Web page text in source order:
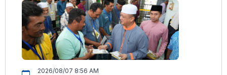
2026/08/07 8:56 AM